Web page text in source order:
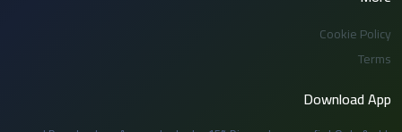
Cookie Policy
Terms
Download App